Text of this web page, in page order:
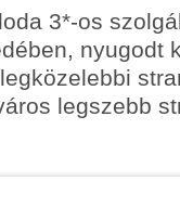
3*-os
nyugodt
legszebb